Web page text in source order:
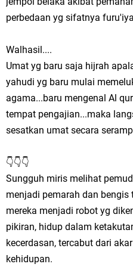
perbedaan yg sifatnya
Walhasil....
Umat yg baru saja hijrah
yahudi yg baru mulai
agama...baru mengenal Al
tempat pengajian...maka
sesatkan umat secara
👇👇👇
Sungguh miris melihat
menjadi pemarah dan
mereka menjadi robot yg
pikiran, hidup dalam
kecerdasan, tercabut dari
kehidupan.